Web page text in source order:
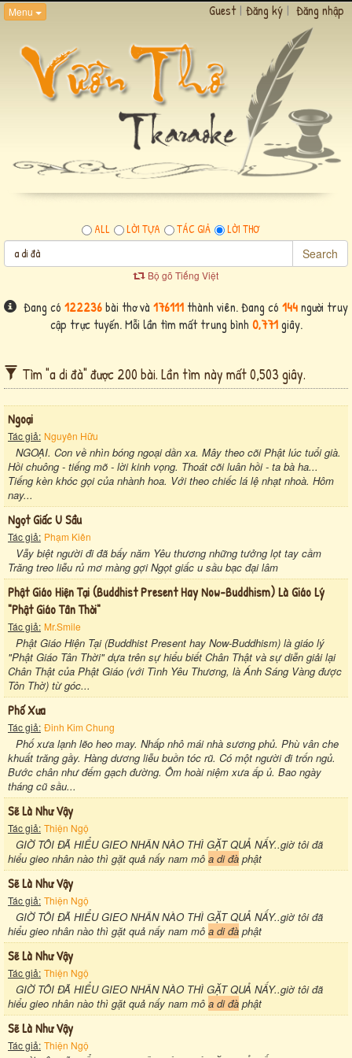
Menu Guest | Đăng ký | Đăng nhập
ALL LỜI TỰA TÁC GIẢ LỜI THƠ
Search
Bộ gõ Tiếng Việt
Đang có 122236bài thơ và 176111 thành viên. Đang có 144người truy
cập trực tuyến. Mỗi lần tìm mất trung bình 0,771giây.
Tìm "a di đà" được 200 bài. Lần tìm này mất 0,503 giây.
Ngoại
Tác giả: Nguyên Hữu
NGOẠI. Con về nhìn bóng ngoại dần xa. Mây theo cõi Phật lúc tuổi già.
Hồi chuông - tiếng mõ - lời kinh vọng. Thoát cõi luân hồi - ta bà ha...
Tiếng kèn khóc gọi của nhành hoa. Với theo chiếc lá lệ nhạt nhoà. Hôm
nay...
Ngọt Giấc U Sầu
Tác giả: Phạm Kiên
Vẫy biệt người đi đã bấy năm Yêu thương những tưởng lọt tay cầm
Trăng treo liễu rủ mơ màng gợi Ngọt giấc u sầu bạc đại lâm
Phật Giáo Hiện Tại (buddhist Present Hay Now-Buddhism) Là Giáo Lý
"phật Giáo Tân Thời"
Tác giả: Mr.Smile
Phật Giáo Hiện Tại (Buddhist Present hay Now-Buddhism) là giáo lý
"Phật Giáo Tân Thời" dựa trên sự hiểu biết Chân Thật và sự diễn giải lại
Chân Thật của Phật Giáo (với Tình Yêu Thương, là Ánh Sáng Vàng được
Tôn Thờ) từ góc...
Phố Xưa
Tác giả: Đinh Kim Chung
Phố xưa lạnh lẽo heo may. Nhấp nhô mái nhà sương phủ. Phù vân che
khuất trăng gầy. Hàng dương liễu buồn tóc rũ. Có một người đi trốn ngủ.
Bước chân như đếm gạch đường. Ôm hoài niệm xưa ấp ủ. Bao ngày
tháng cũ sầu...
Sẽ Là Như Vậy
Tác giả: Thiện Ngộ
GIỜ TÔI ĐÃ HIỂU GIEO NHÂN NÀO THÌ GẶT QUẢ NẤY..giờ tôi đã
hiểu gieo nhân nào thì gặt quả nấy nam mô a di đà phật
Sẽ Là Như Vậy
Tác giả: Thiện Ngộ
GIỜ TÔI ĐÃ HIỂU GIEO NHÂN NÀO THÌ GẶT QUẢ NẤY..giờ tôi đã
hiểu gieo nhân nào thì gặt quả nấy nam mô a di đà phật
Sẽ Là Như Vậy
Tác giả: Thiện Ngộ
GIỜ TÔI ĐÃ HIỂU GIEO NHÂN NÀO THÌ GẶT QUẢ NẤY..giờ tôi đã
hiểu gieo nhân nào thì gặt quả nấy nam mô a di đà phật
Sẽ Là Như Vậy
Tác giả: Thiện Ngộ